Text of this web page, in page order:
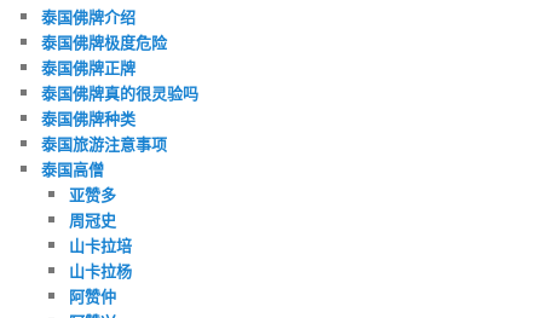
泰国佛牌介绍
泰国佛牌极度危险
泰国佛牌正牌
泰国佛牌真的很灵验吗
泰国佛牌种类
泰国旅游注意事项
泰国高僧
亚赞多
周冠史
山卡拉培
山卡拉杨
阿赞仲